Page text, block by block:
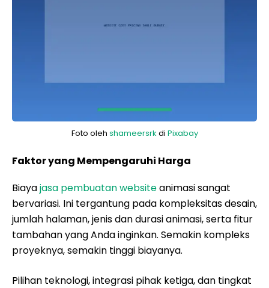
Foto oleh shameersrk di Pixabay
Faktor yang Mempengaruhi Harga
Biayajasa pembuatan websiteanimasi sangat
bervariasi. Ini tergantung pada kompleksitas desain,
jumlah halaman, jenis dan durasi animasi, serta fitur
tambahan yang Anda inginkan. Semakin kompleks
proyeknya, semakin tinggi biayanya.
Pilihan teknologi, integrasi pihak ketiga, dan tingkat